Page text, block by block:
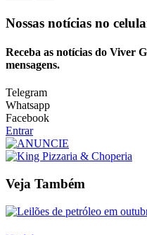
Nossas notícias no
Receba as notícias do Viver
mensagens.
Telegram
Whatsapp
Facebook
Entrar
Veja Também